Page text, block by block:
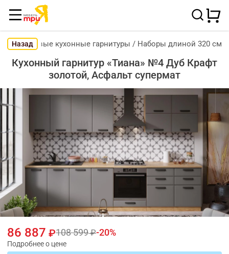
НазадГотовые кухонные гарнитуры / Наборы длиной 320 см
Кухонный гарнитур «Тиана» №4 Дуб Крафт
золотой, Асфальт супермат
86 887 108 599 20
Подробнее о цене